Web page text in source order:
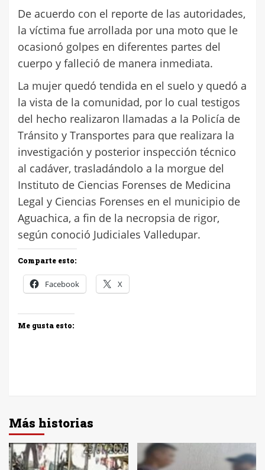
De acuerdo con el reporte de las autoridades,
la víctima fue arrollada por una moto que le
ocasionó golpes en diferentes partes del
cuerpo y falleció de manera inmediata.
La mujer quedó tendida en el suelo y quedó a
la vista de la comunidad, por lo cual testigos
del hecho realizaron llamadas a la Policía de
Tránsito y Transportes para que realizara la
investigación y posterior inspección técnico
al cadáver, trasladándolo a la morgue del
Instituto de Ciencias Forenses de Medicina
Legal y Ciencias Forenses en el municipio de
Aguachica, a fin de la necropsia de rigor,
según conoció Judiciales Valledupar.
Comparte esto:
Facebook X
Me gusta esto:
Más historias